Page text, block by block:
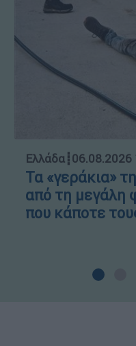
Ελλάδα┋06.08.2026
Τα «γεράκια»
από τη μεγάλη
που κάποτε